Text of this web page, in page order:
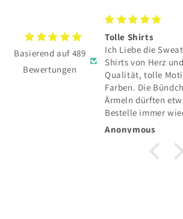
Basierend auf 489
Bewertungen
hat sich total
Tolle Shirts
Ich Liebe die
Shirts von Herz
Qualität, tolle
Farben. Die
Ärmeln dürften
Bestelle immer
Lieferung in die
Anonymous